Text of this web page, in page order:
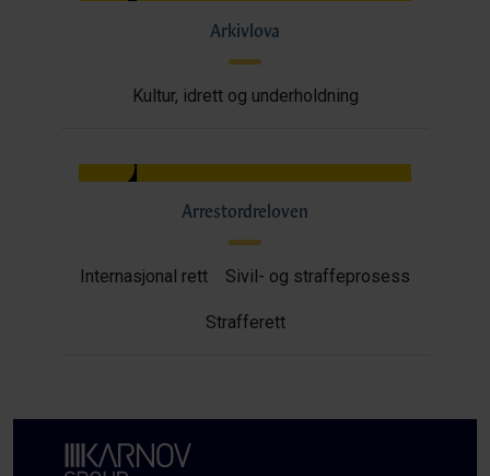
Arkivlova
Kultur, idrett og underholdning
Arrestordreloven
Internasjonal rett Sivil- og straffeprosess
Strafferett